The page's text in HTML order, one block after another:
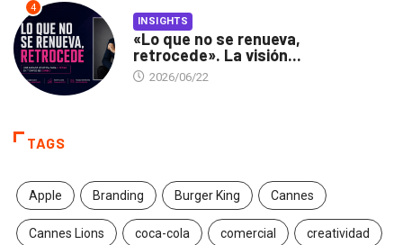
4
INSIGHTS
«Lo que no se renueva,
retrocede». La visión...
2026/06/22
TAGS
Apple Branding Burger King Cannes
Cannes Lions coca-cola comercial creatividad